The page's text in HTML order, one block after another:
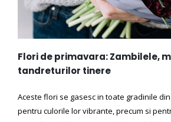
Flori de primavara: Zambilele,
tandreturilor tinere
Aceste flori se gasesc in toate gradinile
pentru culorile lor vibrante, precum si